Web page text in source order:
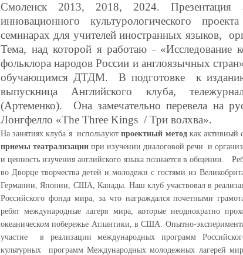
Смоленск 2013, 2018, 2024. Презентация
инновационного культурологического
семинарах для учителей иностранных
Тема, над которой я работаю – «Исследование
фольклора народов России и англоязычных
обучающимся ДТДМ. В подготовке к изданию
выпускница Английского клуба,
(Артеменко). Она замечательно перевела на
Лонгфелло «The Three Kings / Три волхва».
На занятиях клуба я используютпроектный методкак активный
приемы театрализации при изучении диалоговой речи и
и ценность изучения английского языка познается в общении.
во Дворце творчества детей и молодежи с гостями из
Германии, Японии, США, Канады. Наш клуб участвовал в
Российского фонда мира, за что награждался почетными
ребят международные лагеря мира, которые неоднократно
океаническом побережье Атлантики, в США. Опытно-
участие в реализации международных программ
культурных программ Международных молодежных лагерей